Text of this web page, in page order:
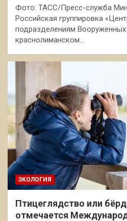
Фото: ТАСС/Пресс-служба
Российская группировка
подразделениям
краснолиманском…
ЭКОЛОГИЯ
Птицеглядство или
отмечается